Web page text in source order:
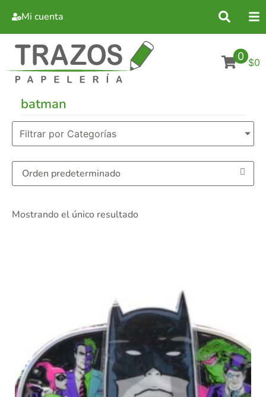
Mi cuenta
0 $0
batman
Filtrar por Categorías
Mostrando el único resultado